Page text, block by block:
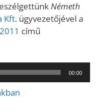
Németh
Kft. ügyvezetőjével a
című
00:00